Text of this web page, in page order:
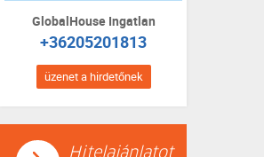
GlobalHouse Ingatlan
+36205201813
üzenet a hirdetőnek
Hitelajánlatot